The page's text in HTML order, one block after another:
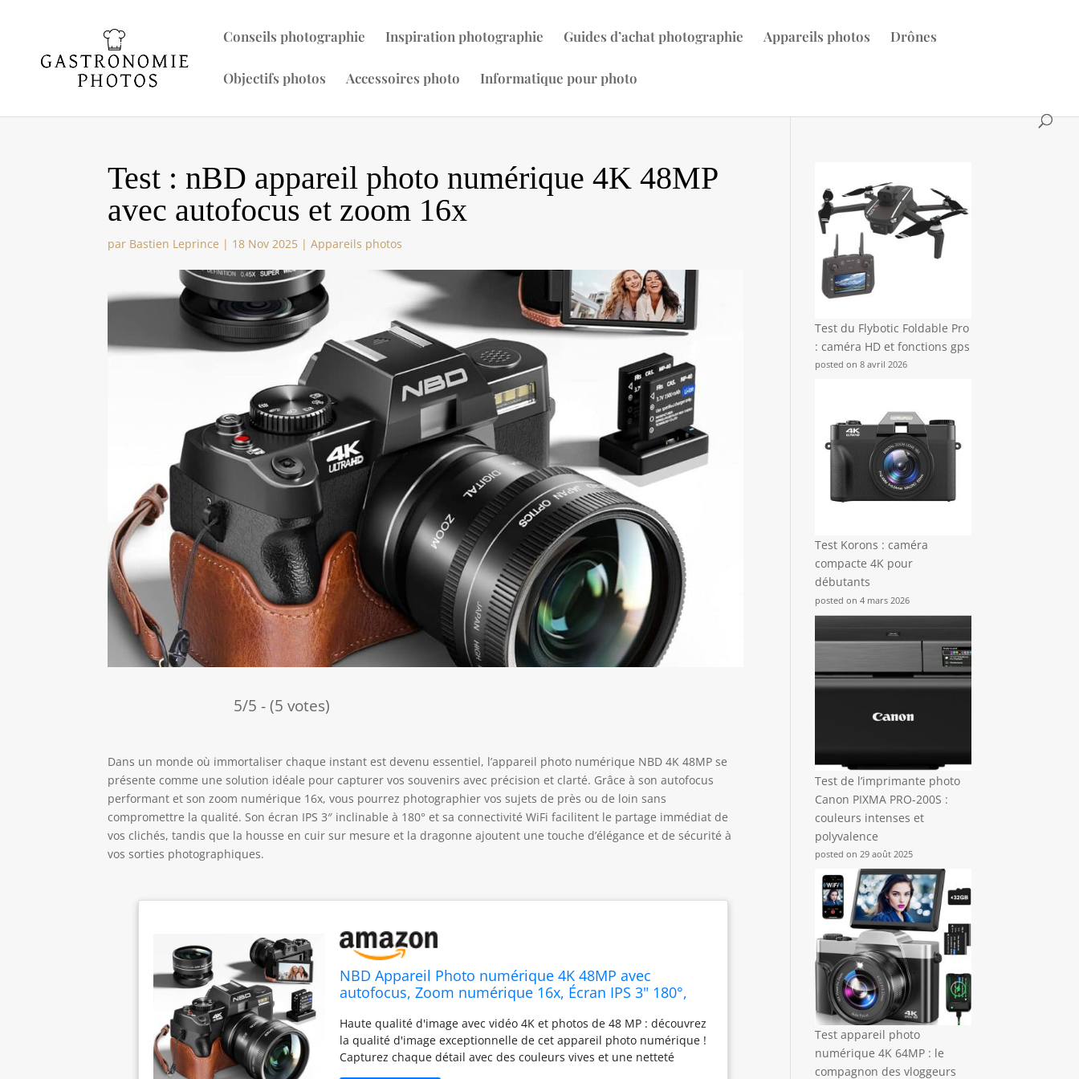
Conseils photographie Inspiration photographie Guides d’achat photographie Appareils photos Drônes
Objectifs photos Accessoires photo Informatique pour photo
Test : nBD appareil photo numérique 4K 48MP
avec autofocus et zoom 16x
par Bastien Leprince | 18 Nov 2025 |Appareils photos
5/5 - (5 votes)
Dans un monde où immortaliser chaque instant est devenu essentiel, l’appareil photo numérique NBD 4K 48MP se
présente comme une solution idéale pour capturer vos souvenirs avec précision et clarté. Grâce à son autofocus
performant et son zoom numérique 16x, vous pourrez photographier vos sujets de près ou de loin sans
compromettre la qualité. Son écran IPS 3″ inclinable à 180° et sa connectivité WiFi facilitent le partage immédiat de
vos clichés, tandis que la housse en cuir sur mesure et la dragonne ajoutent une touche d’élégance et de sécurité à
vos sorties photographiques.
NBD Appareil Photo numérique 4K 48MP avec
autofocus, Zoom numérique 16x, Écran IPS 3" 180°,
Cuir（Noir）
Haute qualité d'image avec vidéo 4K et photos de 48 MP : découvrez
la qualité d'image exceptionnelle de cet appareil photo numérique !
Capturez chaque détail avec des couleurs vives et une netteté
cristalline grâce à la possibilité de capturer des vidéos 4K
Test du Flybotic Foldable Pro
: caméra HD et fonctions gps
posted on 8 avril 2026
Test Korons : caméra
compacte 4K pour
débutants
posted on 4 mars 2026
Test de l’imprimante photo
Canon PIXMA PRO-200S :
couleurs intenses et
polyvalence
posted on 29 août 2025
Test appareil photo
numérique 4K 64MP : le
compagnon des vloggeurs